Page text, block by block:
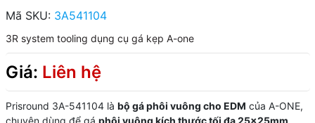
Mã SKU: 3A541104
3R system tooling dụng cụ gá kẹp A-one
Giá: Liên hệ
Prisround 3A-541104 là bộ gá phôi vuông cho EDM của A-ONE,
chuyên dùng để gá phôi vuông kích thước tối đa 25×25mm,